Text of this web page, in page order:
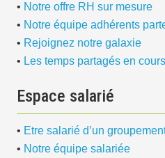
• Notre offre RH sur mesure
• Notre équipe adhérents
• Rejoignez notre galaxie
• Les temps partagés en
Espace salarié
• Etre salarié d’un
• Notre équipe salariée